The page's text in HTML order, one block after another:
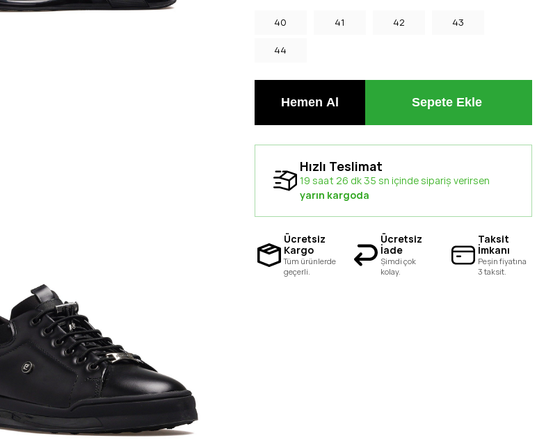
40 41 42 43
44
Hızlı Teslimat
19 saat 26 dk 34 sn içinde sipariş verirsen
yarın kargoda
Ücretsiz
Kargo
Tüm ürünlerde
geçerli.
Ücretsiz
İade
Şimdi çok
kolay.
Taksit
İmkanı
Peşin fiyatına
3 taksit.